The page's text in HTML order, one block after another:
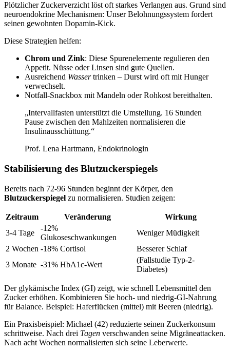
Plötzlicher Zuckerverzicht löst oft starkes Verlangen aus. Grund sind
neuroendokrine Mechanismen: Unser Belohnungssystem fordert
seinen gewohnten Dopamin-Kick.
Diese Strategien helfen:
Chrom und Zink: Diese Spurenelemente regulieren den
Appetit. Nüsse oder Linsen sind gute Quellen.
Ausreichend Wassertrinken – Durst wird oft mit Hunger
verwechselt.
Notfall-Snackbox mit Mandeln oder Rohkost bereithalten.
„Intervallfasten unterstützt die Umstellung. 16 Stunden
Pause zwischen den Mahlzeiten normalisieren die
Insulinausschüttung.“
Prof. Lena Hartmann, Endokrinologin
Stabilisierung des Blutzuckerspiegels
Bereits nach 72-96 Stunden beginnt der Körper, den
Blutzuckerspiegel zu normalisieren. Studien zeigen:
Zeitraum Veränderung
Wirkung
3-4 Tage
-12%
Glukoseschwankungen
Weniger Müdigkeit
2 Wochen -18% Cortisol
Besserer Schlaf
3 Monate -31% HbA1c-Wert
(Fallstudie Typ-2-
Diabetes)
Der glykämische Index (GI) zeigt, wie schnell Lebensmittel den
Zucker erhöhen. Kombinieren Sie hoch- und niedrig-GI-Nahrung
für Balance. Beispiel: Haferflücken (mittel) mit Beeren (niedrig).
Ein Praxisbeispiel: Michael (42) reduzierte seinen Zuckerkonsum
schrittweise. Nach drei Tagen verschwanden seine Migräneattacken.
Nach acht Wochen normalisierten sich seine Leberwerte.